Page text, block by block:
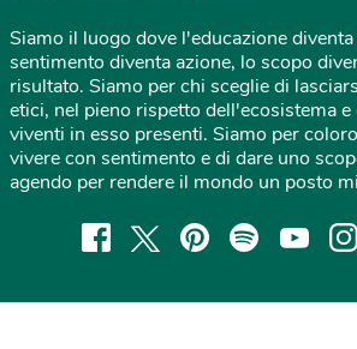
Siamo il luogo dove l'educazione
sentimento diventa azione, lo scopo
risultato. Siamo per chi sceglie di
etici, nel pieno rispetto dell'ecosistema
viventi in esso presenti. Siamo per
vivere con sentimento e di dare uno
agendo per rendere il mondo un posto